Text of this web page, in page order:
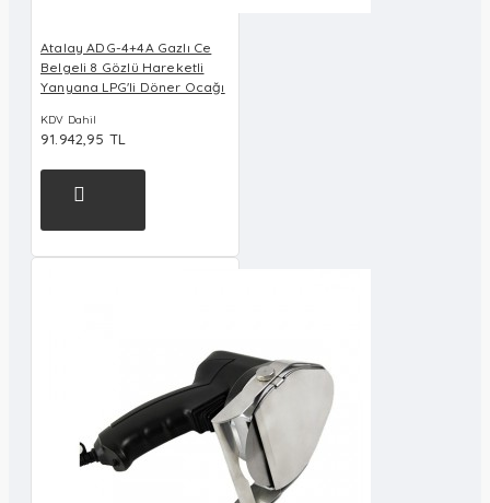
Atalay ADG-4+4A Gazlı Ce
Belgeli 8 Gözlü Hareketli
Yanyana LPG'li Döner Ocağı
KDV Dahil
91.942,95 TL